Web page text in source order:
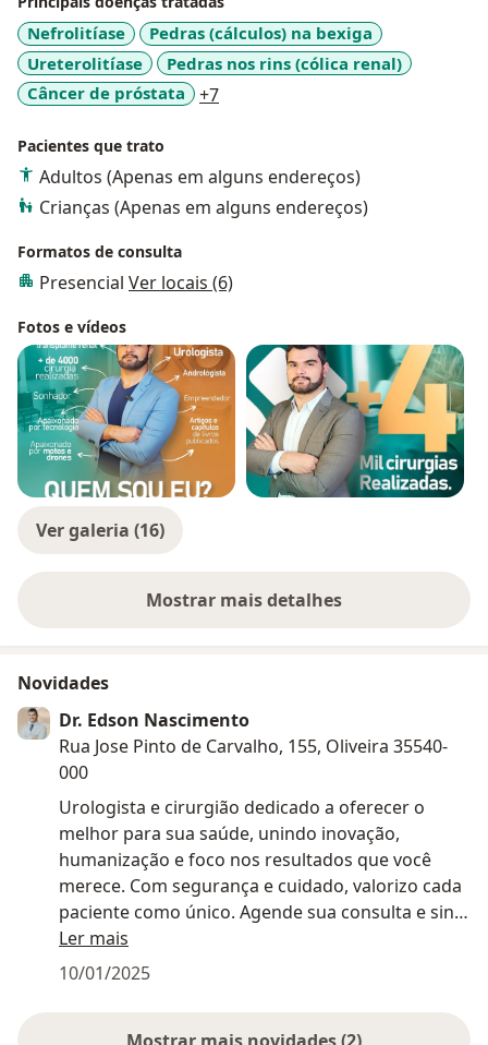
Nefrolitíase
Pedras (cálculos) na bexiga
Ureterolitíase
Pedras nos rins (cólica renal)
Câncer de próstata
+7a11y_sr_more_diseases
Pacientes que trato
Adultos (Apenas em alguns endereços)
Crianças (Apenas em alguns endereços)
Formatos de consulta
Presencial Ver locais (6)
Fotos e vídeos
Ver galeria (16)
Mostrar mais detalhes
sobre a experiência
Novidades
Dr. Edson Nascimento
Rua Jose Pinto de Carvalho, 155, Oliveira 35540-
000
Urologista e cirurgião dedicado a oferecer o
melhor para sua saúde, unindo inovação,
humanização e foco nos resultados que você
merece. Com segurança e cuidado, valorizo cada
paciente como único. Agende sua consulta e sinta
a diferença!
Ler mais
10/01/2025